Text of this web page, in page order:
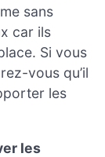
sans
car ils
Si vous
vous qu’il
les
les